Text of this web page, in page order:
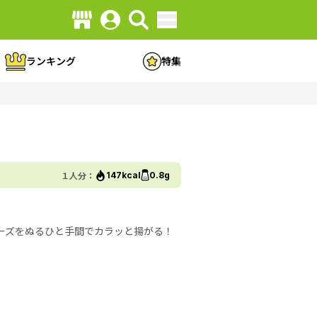
ランキング 特集
１人分： 147kcal 0.8g
をぬるひと手間でカラッと揚がる！